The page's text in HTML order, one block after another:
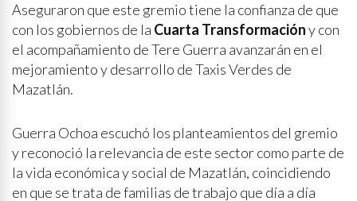
Aseguraron que este gremio tiene la confianza de que
con los gobiernos de la Cuarta Transformacióny con
el acompañamiento de Tere Guerra avanzarán en el
mejoramiento y desarrollo de Taxis Verdes de
Mazatlán.
Guerra Ochoa escuchó los planteamientos del gremio
y reconoció la relevancia de este sector como parte de
la vida económica y social de Mazatlán, coincidiendo
en que se trata de familias de trabajo que día a día